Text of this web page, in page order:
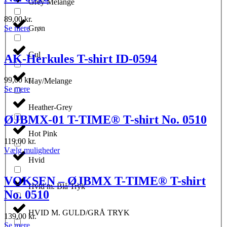
Grey Melange
Grøn
Gul
Hay/Melange
Heather-Grey
Hot Pink
Hvid
Hvid m. Blå Tryk
HVID M. GULD/GRÅ TRYK
kan
vælges
på
varesiden
89,00kr.
Se mereDette
flere
varianter.
kan
vælges
varesiden
AK-Herkules T-shirt ID-0594
99,00kr.
Se mereDette
har
flere
varianter.
Mulighederne
kan
vælges
på
ØJBMX-01 T-TIME® T-shirt No. 0510
119,00 kr.
Vælg mulighederDette
flere
varianter.
vælges
VOKSEN – ØJBMX T-TIME® T-shirt
No. 0510
139,00 kr.
Se mereDette